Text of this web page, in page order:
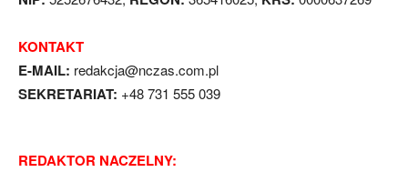
KONTAKT
E-MAIL: redakcja@nczas.com.pl
SEKRETARIAT: +48 731 555 039
REDAKTOR NACZELNY: